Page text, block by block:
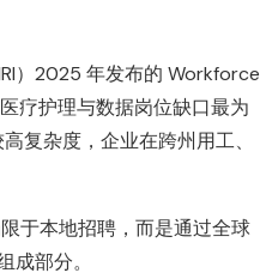
）2025 年发布的 Workforce
疗护理与数据岗位缺口最为
复杂度，企业在跨州用工、
于本地招聘，而是通过全球
部分。